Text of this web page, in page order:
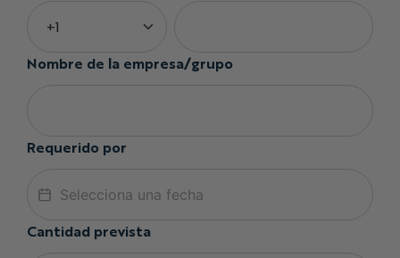
Nombre de la empresa/grupo
Requerido por
Cantidad prevista